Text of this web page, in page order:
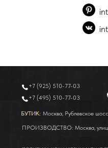
БУТИК:
БУТИК:
+7 (495) 510-77-03
+7 (925) 510-77-03
Москва, Рублевское
Москва,
ПРОИЗВОДСТВО: